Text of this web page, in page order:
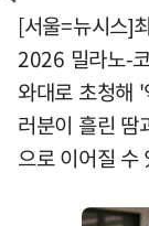
[서울=뉴시스]
2026 밀라노-
와대로 초청해
러분이 흘린 땀
으로 이어질 수